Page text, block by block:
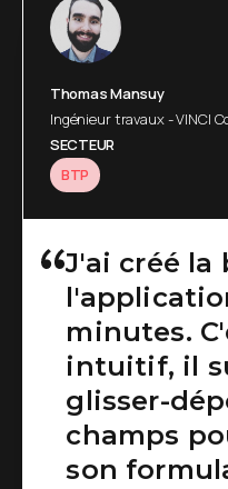
Jean-Marc Vieil
Head of Sales and
SECTEUR
Industries
Sans
des
métiers,
s'utilise
de
Thomas Mansuy
Ingénieur travaux - VINCI
SECTEUR
BTP
J'ai créé la
minutes.
intuitif, il
glisser-
champs
son